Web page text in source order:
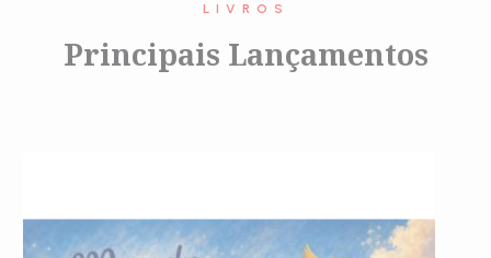
LIVROS
Principais Lançamentos